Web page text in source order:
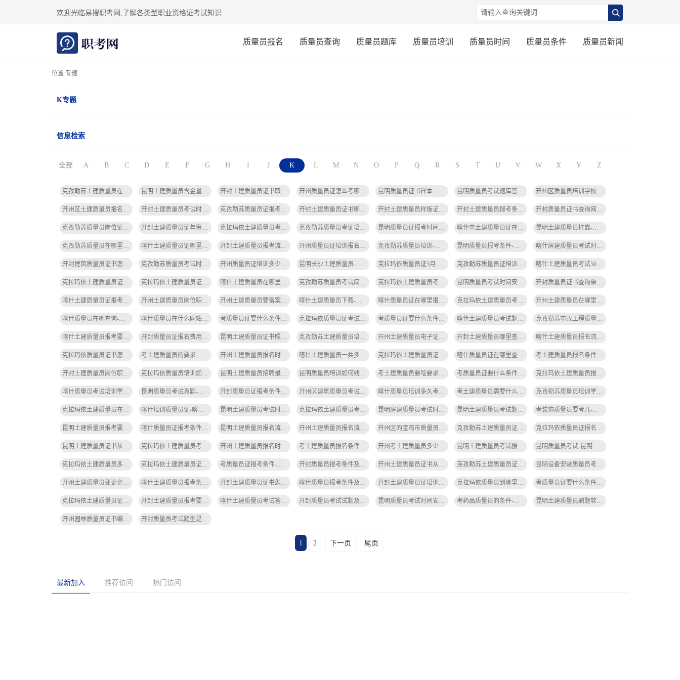
欢迎光临易搜职考网,了解各类型职业资格证考试知识
质量员报名 质量员查询 质量员题库 质量员培训 质量员时间 质量员条件 质量员新闻
位置 专题
K专题
信息检索
全部 A B C D E F G H I J K L M N O P Q R S T U V W X Y Z
克孜勒苏土建质量员在哪报名考试-克孜勒苏质量员报名 昆明土建质量员含金量-昆明土建质量员含金量高 开封土建质量员证书取消了吗-开封土建质量员证书取消 开州质量员证怎么考哪里报名-开州质量员证考报名 昆明质量员证书样本-昆明质量员证书样本 昆明质量员考试题库答案-昆明质量员考试题库答案 开州区质量员培训学校有哪些地方-开州区质量员培训学校有哪些
开州区土建质量员报名流程-开州区土建质量员报名流程简化 开封土建质量员考试时间安排表-开封土建质量员考试时间安排表 克孜勒苏质量员证报考条件是什么-克孜勒苏质量员证报考条件 开封土建质量员证书哪里查询的啊-开封土建质量员证书查询哪里 开封土建质量员样板证书怎么考-开封土建质量员样板证书考 开封土建质量员报考条件是什么-开封土建质量员报考条件 开封质量员证书查询网址-开封质量员证书查询网址
克孜勒苏质量员岗位证书电子版怎样查-克孜勒苏质量员证书查 开封土建质量员证年审-开封土建质量员证年审 克拉玛依土建质量员考试题库2025-克拉玛依土建质量员考试题库2025 克孜勒苏质量员考证培训机构电话-克孜勒苏质量员考证电话 昆明质量员证报考时间2025-2025昆明质量员证报考时间 喀什市土建质量员证在哪里查询-喀什市土建质量员证查询 昆明土建质量员挂靠-昆明土建质量员挂靠
克孜勒苏质量员在哪里报考-克孜勒苏质量员报考处 喀什土建质量员证哪里查询-喀什土建质量员证查询 开封土建质量员报考流程及时间表-开封土建质量员报考流程 开州质量员证培训报名流程-开州质量员证报名流程 克孜勒苏质量员培训-克孜勒苏质量员培训 昆明质量员报考条件-昆明质量员报考条件 喀什房建质量员考试时间-喀什房建质量员考试时间
开封建筑质量员证书怎么查-开封建筑质量员证书查询 克孜勒苏质量员考试时间安排表-克孜勒苏质量员考试时间表 开州质量员证培训多少钱-开州质量员证培训费用 昆明长沙土建质量员-昆明长沙土建质量员 克拉玛依质量员证3月考试时间表-克拉玛依质量员证3月考试时间 克孜勒苏质量员证培训多少钱-克孜勒苏质量员证培训费用 喀什土建质量员考试500题答案-喀什土建质量员考试答案
克拉玛依土建质量员证书过期了怎么办-克拉玛依土建质量员证书过期处理 克拉玛依土建质量员证报考条件-克拉玛依土建质量员证报考条件 喀什土建质量员在哪里考试报名-喀什土建质量员考试报名 克孜勒苏质量员考试简答题答案-克孜勒苏质量员考试简答题答案 克拉玛依土建质量员考试时间安排最新-克拉玛依土建质量员考试时间安排最新 昆明质量员考试时间安排最新-昆明质量员考试时间安排最新 开封质量员证书查询渠道-开封质量员证书查询渠道
喀什土建质量员证报考条件-喀什土建质量员证报考条件 开州土建质量员岗位职责-开州土建质量员职责 开州土建质量员要备案吗现在-开州土建质量员备案需查 喀什土建质量员下载-喀什土建质量员下载 喀什质量员证在哪里报名考试-喀什质量员证报名在哪里 克拉玛依土建质量员考试多少道题-克拉玛依土建质量员考试题数 开州土建质量员在哪里查询有效期-开州土建质量员有效期查询
喀什质量员在哪查询-喀什质量员查询 喀什质量员在什么网站报名考试-喀什质量员报名网站 考质量员证要什么条件呢-考质量员证条件多 克拉玛依质量员证考试报名咨询-克拉玛依质量员证考试报名咨询 考质量员证要什么条件才能考中级-考中级质量员需条件 喀什土建质量员考试题型分布-喀什土建质量员考试题型 克孜勒苏市政工程质量员考试内容-克孜勒苏市政工程考试内容
喀什土建质量员报考要求高吗-喀什土建质量员报考要求高 开封质量员证报名费用多少-开封质量员证报名费多少 昆明土建质量员证书照片要求-昆明土建质量员证书照片要求 克孜勒苏土建质量员培训机构-克孜勒苏土建质量员培训机构 开州土建质量员电子证书查询-开州土建质量员电子证书查询 开封土建质量员哪里查询证书信息-开封土建质量员证书查询 喀什土建质量员报名流程及费用-喀什土建质量员报名流程及费用
克拉玛依质量员证书怎么查询-克拉玛依质量员证书查询 考土建质量员的要求-考土建质量员要求 开州土建质量员报名时间安排表-开州土建质量员报名时间表 喀什土建质量员一共多少道题-喀什土建质量员题数 克拉玛依土建质量员证书怎么查询不到-克拉玛依土建质量员证书查询不到 喀什质量员证在哪里查成绩-喀什质量员证成绩查在哪里 考土建质量员报名条件要求高吗-考土建质量员要求高
开封土建质量员岗位职责要求-开封土建质量员职责 克拉玛依质量员培训如何线上报名-克拉玛依质量员线上报名 昆明土建质量员招聘最新信息查询-昆明土建质量员招聘信息 昆明质量员培训如何线上报名-昆明质量员线上报名 考土建质量员要啥要求才能考-考土建质量员需具备相关资质。 考质量员证要什么条件-考质量员证需条件 克拉玛依土建质量员报名流程及费用-克拉玛依土建质量员报名流程费用
喀什质量员考试培训学校有哪些-喀什质量员培训学校有哪些 昆明质量员考试真题-昆明质量员考试真题 开封质量员证报考条件是-开封质量员证报考条件 开州区建筑质量员考试时间安排表-开州建筑质量员考试时间表 喀什质量员培训多久考试-喀什质量员培训多久考 考土建质量员需要什么条件呢-考土建质量员需条件 克孜勒苏质量员培训学校有哪些地方-克孜勒苏质量员培训学校有哪些地方
克拉玛依土建质量员在哪报名啊-克拉玛依土建质量员报名处 喀什培训质量员证-喀什培训质量员证 昆明土建质量员考试时间安排最新-昆明土建质量员考试时间安排最新 克拉玛依土建质量员考试时间安排表-克拉玛依土建质量员考试时间安排表 昆明房建质量员考试时间-昆明房建质量员考试时间 昆明土建质量员考试题目是-昆明土建质量员考试题 考装饰质量员要考几-考装饰质量员需考几
昆明土建质量员报考要求最新-昆明土建质量员报考要求 喀什质量员证报考条件及要求-喀什质量员证报考条件 昆明土建质量员报名流程-昆明土建质量员报名流程 开州土建质量员报名流程-开州土建质量员报名流程简化 开州区的宝鸡市质量员考试题库-开州宝鸡质量员题库 克孜勒苏土建质量员证书编号是多少-克孜勒苏土建质量员证书编号 克拉玛依质量员证报名费用多少-克拉玛依质量员证费用多少
昆明土建质量员证书从哪里查询的-昆明土建质量员证书查询处 克拉玛依土建质量员考试题目一样吗-克拉玛依土建质量员考试题相同 开州土建质量员报名时间是多少-开州土建质量员报名时间 考土建质量员报名条件要求-考土建质量员报名条件 开州考土建质量员多少钱-开州考土建质量员费用 昆明土建质量员考试报名网址-昆明土建质量员考试报名网址 昆明质量员考试-昆明质量员考试
克拉玛依土建质量员多长时间下证书啊-克拉玛依土建质量员证书下多久 克拉玛依土建质量员证书照片要求-克拉玛依土建质量员证书照片 考质量员证报考条件-考质量员证条件 开封质量员报考条件及时间-开封质量员报考条件 开州土建质量员证书从哪里查-开州土建质量员证书查询 克孜勒苏土建质量员证书查询官网-克孜勒苏土建质量员证书查询官网 昆明设备安装质量员考试题型比例-昆明设备安装质量员考试题型比例
开州土建质量员变更企业怎么办理-开州土建质量员变更企业办理 喀什土建质量员报考条件要求高吗-喀什土建质量员报考条件高 开封土建质量员证书怎么下载打印-开封土建质量员证书下载打印 喀什质量员报考条件及时间-喀什质量员报考条件 开封土建质量员证培训推荐-开封土建质量员证培训推荐 克拉玛依质量员到哪里报名-克拉玛依质量员报名处 考质量员证要什么条件才能考高级-考高级质量员需条件。
克拉玛依土建质量员证书照片-克拉玛依土建质量员证书照片 开封土建质量员报考要求-开封土建质量员报考要求 喀什土建质量员考试答案大全图片-喀什土建质量员考试答案图片 开封质量员考试试题及答案解析-开封质量员考试试题及答案解析 昆明质量员考试时间安排表-昆明质量员考试时间安排表 考药品质量员的条件-考药品质量员条件 昆明土建质量员刷题软件-昆明土建质量员刷题 app
开州园林质量员证书编号怎么查询-开州园林质量员证书号查询 开封质量员考试题型是什么题型-开封质量员考试题型
1 2 下一页 尾页
最新加入 推荐访问 热门访问